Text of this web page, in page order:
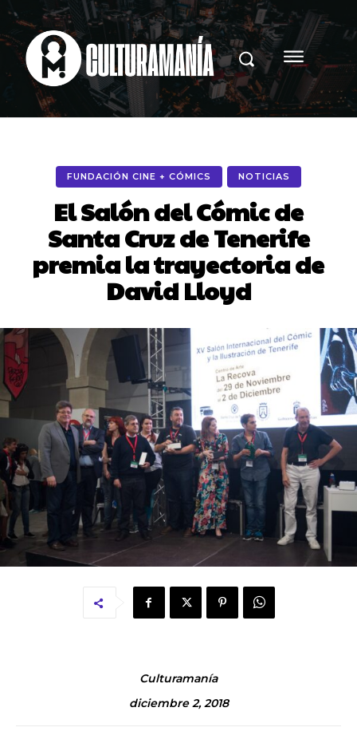
FUNDACIÓN CINE + CÓMICS NOTICIAS
El Salón del Cómic de
Santa Cruz de Tenerife
premia la trayectoria de
David Lloyd
Culturamanía
diciembre 2, 2018